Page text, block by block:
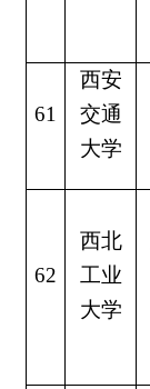
61
西安
交通
大学
62
西北
工业
大学